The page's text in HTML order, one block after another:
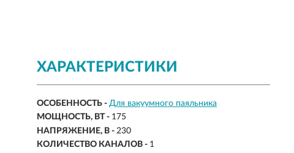
ХАРАКТЕРИСТИКИ
ОСОБЕННОСТЬ - Для вакуумного паяльника
МОЩНОСТЬ, ВТ - 175
НАПРЯЖЕНИЕ, В - 230
КОЛИЧЕСТВО КАНАЛОВ - 1